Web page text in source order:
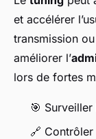
et accélérer
transmission
améliorer l’
lors de fortes
🎯 Surveiller
🔗 Contrôler